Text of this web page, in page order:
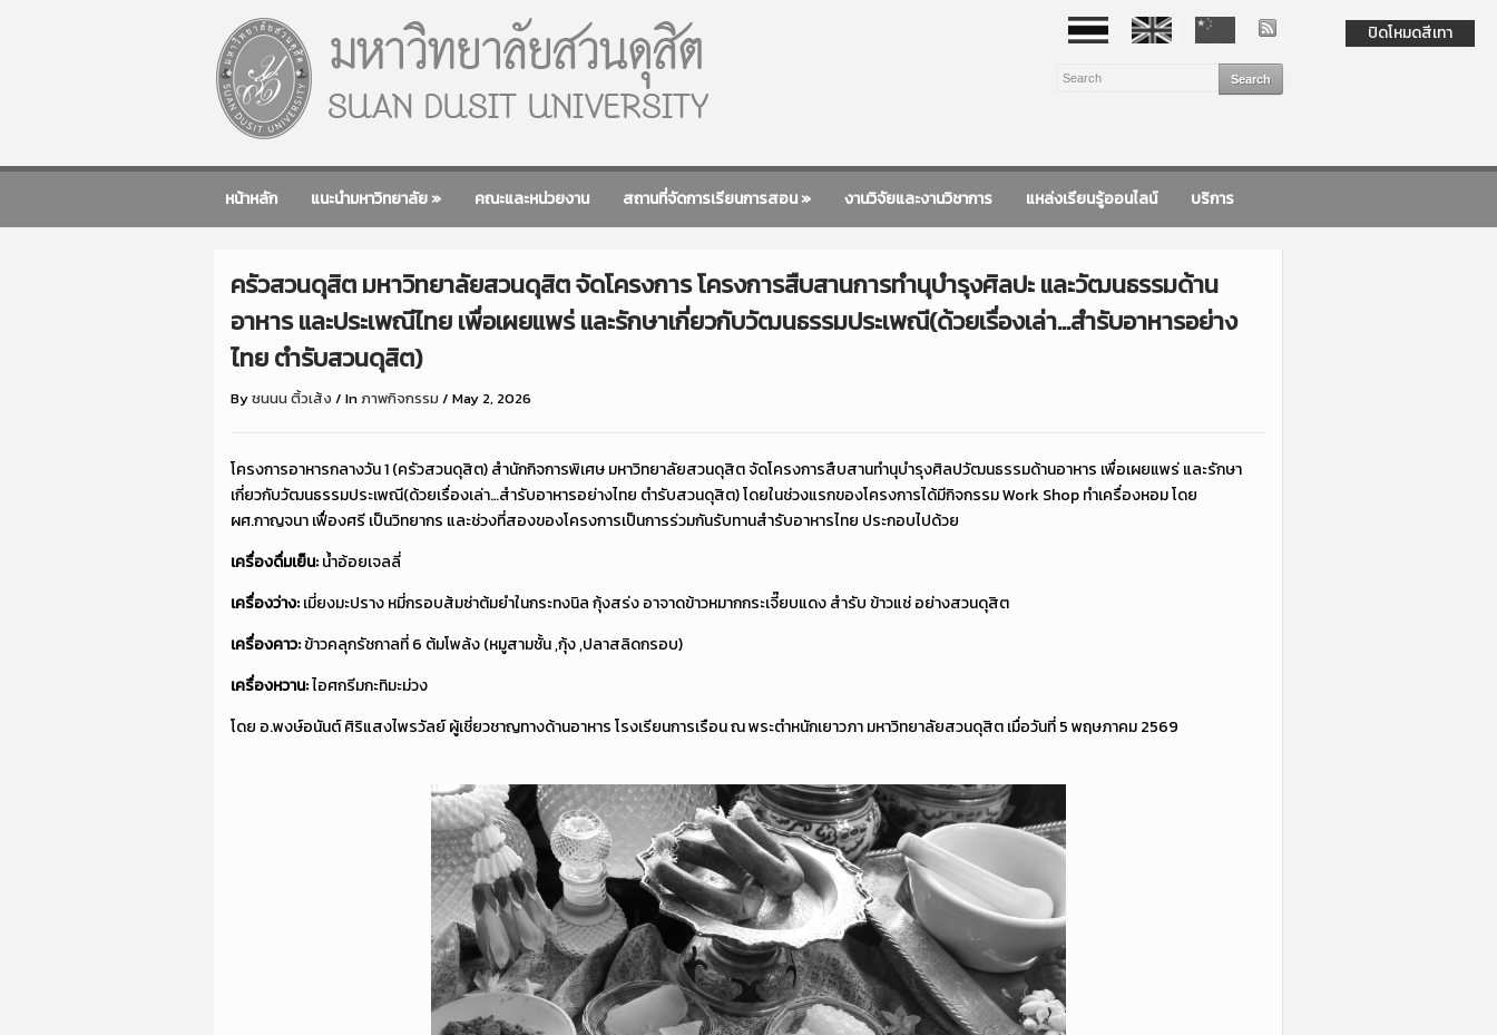
หน้าหลัก แนะนำมหาวิทยาลัย» คณะและหน่วยงาน สถานที่จัดการเรียนการสอน» งานวิจัยและงานวิชาการ แหล่งเรียนรู้ออนไลน์ บริการ
ครัวสวนดุสิต มหาวิทยาลัยสวนดุสิต จัดโครงการ โครงการสืบสานการทำนุบำรุงศิลปะ และวัฒนธรรมด้าน
อาหาร และประเพณีไทย เพื่อเผยแพร่ และรักษาเกี่ยวกับวัฒนธรรมประเพณี(ด้วยเรื่องเล่า…สำรับอาหารอย่าง
ไทย ตำรับสวนดุสิต)
Byชนนน ติ้วเส้ง / Inภาพกิจกรรม / May 2, 2026
โครงการอาหารกลางวัน 1 (ครัวสวนดุสิต) สำนักกิจการพิเศษ มหาวิทยาลัยสวนดุสิต จัดโครงการสืบสานทำนุบำรุงศิลปวัฒนธรรมด้านอาหาร เพื่อเผยแพร่ และรักษา
เกี่ยวกับวัฒนธรรมประเพณี(ด้วยเรื่องเล่า…สำรับอาหารอย่างไทย ตำรับสวนดุสิต) โดยในช่วงแรกของโครงการได้มีกิจกรรม Work Shop ทำเครื่องหอม โดย
ผศ.กาญจนา เฟื่องศรี เป็นวิทยากร และช่วงที่สองของโครงการเป็นการร่วมกันรับทานสำรับอาหารไทย ประกอบไปด้วย
เครื่องดื่มเย็น:น้ำอ้อยเจลลี่
เครื่องว่าง:เมี่ยงมะปราง หมี่กรอบส้มซ่าต้มยำในกระทงนิล กุ้งสร่ง อาจาดข้าวหมากกระเจี๊ยบแดง สำรับ ข้าวแช่ อย่างสวนดุสิต
เครื่องคาว:ข้าวคลุกรัชกาลที่ 6 ต้มโพล้ง (หมูสามชั้น ,กุ้ง ,ปลาสลิดกรอบ)
เครื่องหวาน:ไอศกรีมกะทิมะม่วง
โดย อ.พงษ์อนันต์ ศิริแสงไพรวัลย์ ผู้เชี่ยวชาญทางด้านอาหาร โรงเรียนการเรือน ณ พระตำหนักเยาวภา มหาวิทยาลัยสวนดุสิต เมื่อวันที่ 5 พฤษภาคม 2569
ปิดโหมดสีเทา